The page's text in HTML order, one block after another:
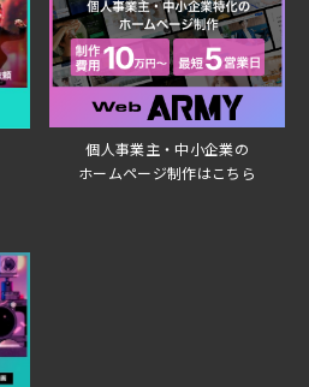
個人事業主・中小企業の
ホームページ制作はこちら